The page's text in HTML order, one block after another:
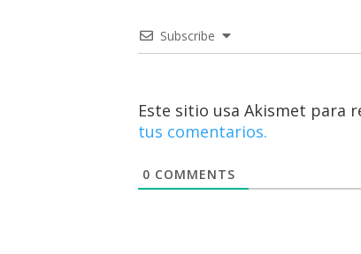
Subscribe
Este sitio usa Akismet para
tus comentarios.
0 COMMENTS